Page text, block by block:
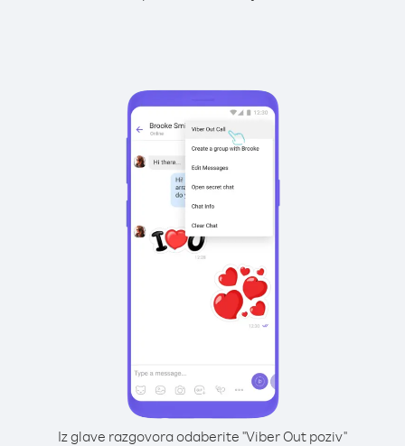
Iz glave razgovora odaberite "Viber Out poziv"